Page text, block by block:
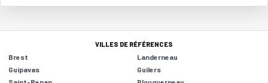
VILLES DE RÉFÉRENCES
Brest
Landerneau
Guipavas
Guilers